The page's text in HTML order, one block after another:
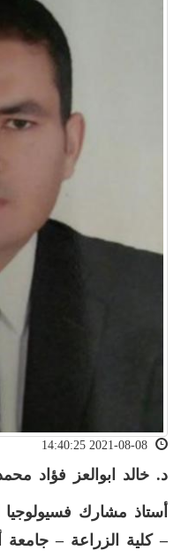
د. خالد ابوالعز فؤاد
أستاذ مشارك
–كلية الزراعة–جامعة